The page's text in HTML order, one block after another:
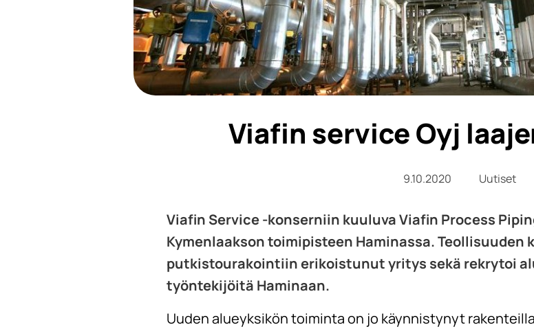
Viafin service Oyj
9.10.2020 Uutiset
Viafin Service -konserniin kuuluva Viafin Process
Kymenlaakson toimipisteen Haminassa.
putkistourakointiin erikoistunut yritys sekä rekrytoi
työntekijöitä Haminaan.
Uuden alueyksikön toiminta on jo käynnistynyt